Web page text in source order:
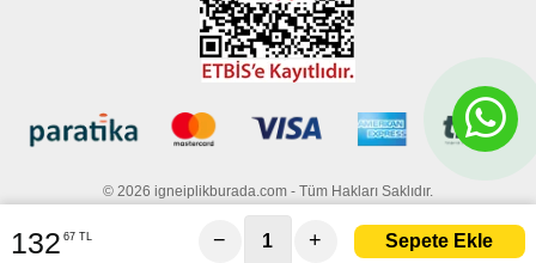
© 2026 igneiplikburada.com - Tüm Hakları Saklıdır.
132 67 TL − +